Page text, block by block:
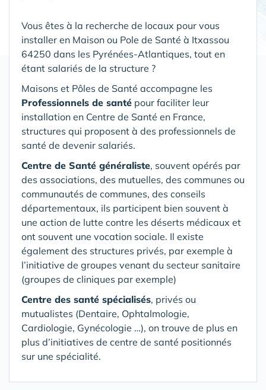
Vous êtes à la recherche de locaux pour vous
installer en Maison ou Pole de Santé à Itxassou
64250 dans les Pyrénées-Atlantiques, tout en
étant salariés de la structure ?
Maisons et Pôles de Santé accompagne les
Professionnels de santé pour faciliter leur
installation en Centre de Santé en France,
structures qui proposent à des professionnels de
santé de devenir salariés.
Centre de Santé généraliste, souvent opérés par
des associations, des mutuelles, des communes ou
communautés de communes, des conseils
départementaux, ils participent bien souvent à
une action de lutte contre les déserts médicaux et
ont souvent une vocation sociale. Il existe
également des structures privés, par exemple à
l’initiative de groupes venant du secteur sanitaire
(groupes de cliniques par exemple)
Centre des santé spécialisés, privés ou
mutualistes (Dentaire, Ophtalmologie,
Cardiologie, Gynécologie …), on trouve de plus en
plus d’initiatives de centre de santé positionnés
sur une spécialité.